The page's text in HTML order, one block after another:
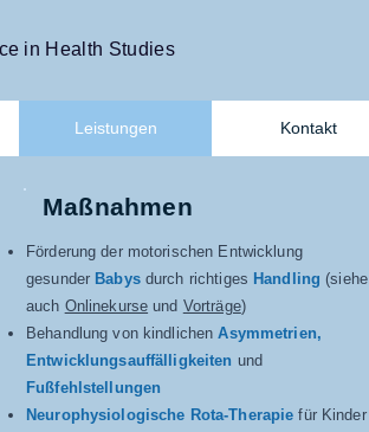
in Health Studies
Leistungen Kontakt
​Maßnahmen
Förderung der motorischen Entwicklung
gesunder Babysdurch richtiges Handling(siehe
auch Onlinekurse und Vorträge)
Behandlung von kindlichenAsymmetrien,
Entwicklungsauffälligkeiten und
Fußfehlstellungen
Neurophysiologische Rota-Therapie für Kinder